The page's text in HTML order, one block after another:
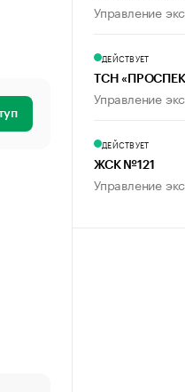
Управление
ДЕЙСТВУЕТ
ТСН
Управление
ДЕЙСТВУЕТ
ЖСК №121
Управление